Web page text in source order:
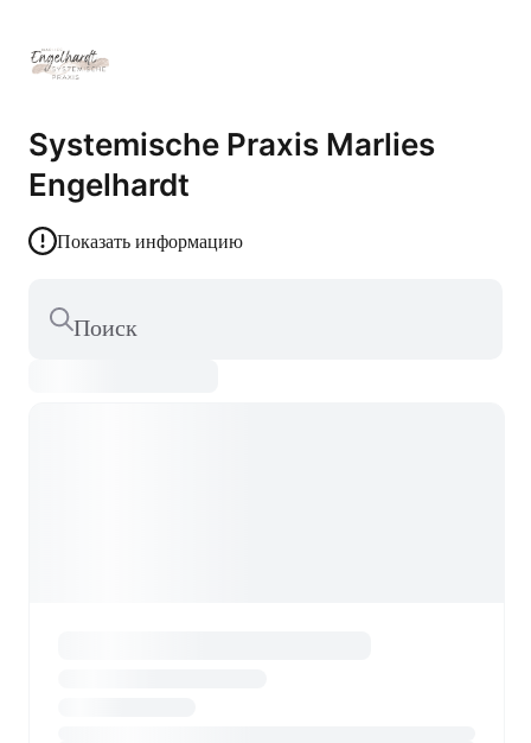
Systemische Praxis Marlies
Engelhardt
Показать информацию